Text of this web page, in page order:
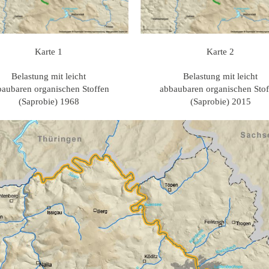
Karte 1
Belastung mit leicht
organischen Stoffen
(Saprobie) 1968
Karte 2
Belastung mit leicht
abbaubaren organischen
(Saprobie) 2015